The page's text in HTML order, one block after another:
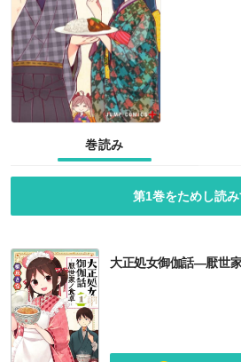
巻読み
第1巻をためし読
大正処女御伽話―厭世